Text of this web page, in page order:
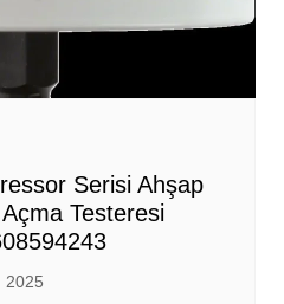
Serisi Ahşap
Testeresi
2025